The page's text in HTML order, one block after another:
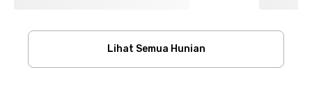
Lihat Semua Hunian